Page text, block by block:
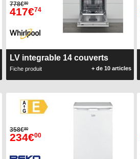
778€80
417€74
LV integrable 14 couverts
Fiche produit + de 10 articles
358€80
234€00